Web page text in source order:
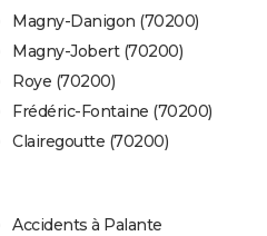
Magny-Danigon (70200)
Magny-Jobert (70200)
Roye (70200)
Frédéric-Fontaine (70200)
Clairegoutte (70200)
Accidents à Palante